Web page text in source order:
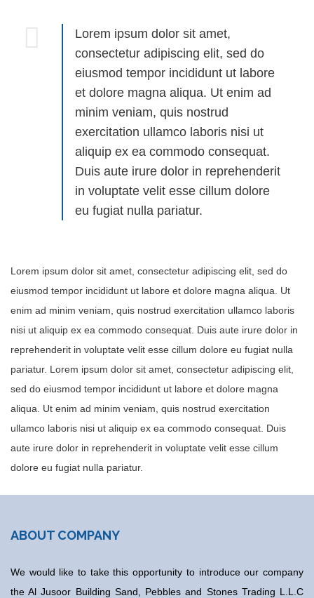
Lorem ipsum dolor sit amet,
consectetur adipiscing elit, sed do
eiusmod tempor incididunt ut labore
et dolore magna aliqua. Ut enim ad
minim veniam, quis nostrud
exercitation ullamco laboris nisi ut
aliquip ex ea commodo consequat.
Duis aute irure dolor in reprehenderit
in voluptate velit esse cillum dolore
eu fugiat nulla pariatur.
Lorem ipsum dolor sit amet, consectetur adipiscing elit, sed do
eiusmod tempor incididunt ut labore et dolore magna aliqua. Ut
enim ad minim veniam, quis nostrud exercitation ullamco laboris
nisi ut aliquip ex ea commodo consequat. Duis aute irure dolor in
reprehenderit in voluptate velit esse cillum dolore eu fugiat nulla
pariatur. Lorem ipsum dolor sit amet, consectetur adipiscing elit,
sed do eiusmod tempor incididunt ut labore et dolore magna
aliqua. Ut enim ad minim veniam, quis nostrud exercitation
ullamco laboris nisi ut aliquip ex ea commodo consequat. Duis
aute irure dolor in reprehenderit in voluptate velit esse cillum
dolore eu fugiat nulla pariatur.
ABOUT COMPANY
We would like to take this opportunity to introduce our company
the Al Jusoor Building Sand, Pebbles and Stones Trading L.L.C